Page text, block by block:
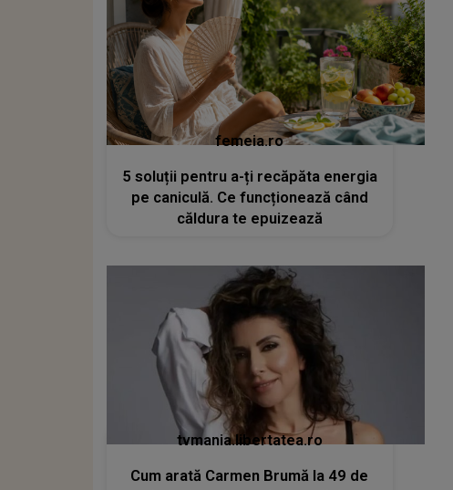
femeia.ro
5 soluții pentru a-ți recăpăta energia
pe caniculă. Ce funcționează când
căldura te epuizează
tvmania.libertatea.ro
Cum arată Carmen Brumă la 49 de